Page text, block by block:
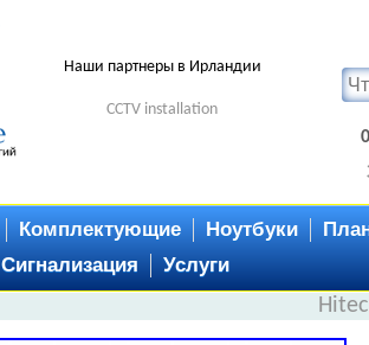
Наши партнеры в Ирландии
CCTV installation
Комплектующие Ноутбуки
Сигнализация Услуги